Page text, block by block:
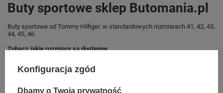
Buty sportowe sklep Butomania.pl
Buty sportowe od Tommy Hilfiger. w standardowych rozmiarach 41, 42, 43,
44, 45, 46.
Zobacz jakie rozmiary są dostępne.
Sklep Butomania.pl to największy wybór obuwia sportowego dla całej
Twojej rodziny.
Kupując w naszym sklepie internetowym masz gwarancję, że towar jest
Konfiguracja zgód
Dbamy o Twoją prywatność